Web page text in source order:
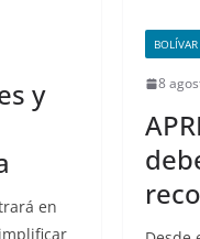
y
en
8